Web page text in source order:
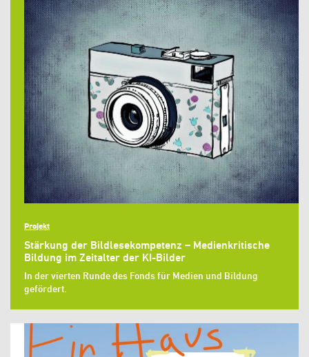
Projekt
Stärkung der Bildlesekompetenz – Medienkritische
Bildung im Zeitalter der KI-Bilder
In der vierten Runde des Fonds für Medien und Bildung
gefördert.